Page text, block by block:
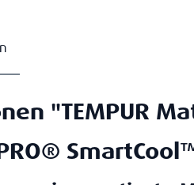
"TEMPUR